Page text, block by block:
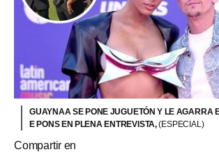
GUAYNAA SE PONE JUGUETÓN Y LE AGARRA
E PONS EN PLENA ENTREVISTA,(ESPECIAL)
Compartir en